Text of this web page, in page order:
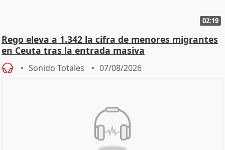
02:19
Rego eleva a 1.342 la cifra de menores migrantes
en Ceuta tras la entrada masiva
Sonido Totales 07/08/2026